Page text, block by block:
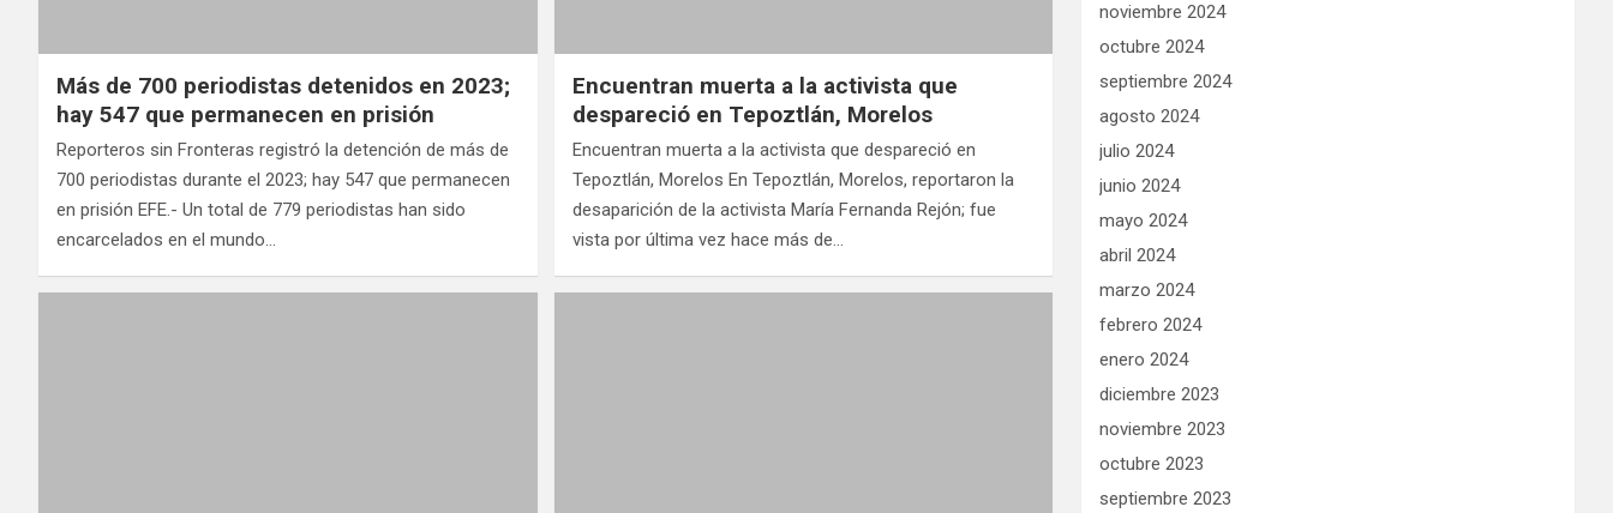
Más de 700 periodistas detenidos en 2023;
hay 547 que permanecen en prisión
Reporteros sin Fronteras registró la detención de más de
700 periodistas durante el 2023; hay 547 que permanecen
en prisión EFE.- Un total de 779 periodistas han sido
encarcelados en el mundo…
Encuentran muerta a la activista que
despareció en Tepoztlán, Morelos
Encuentran muerta a la activista que despareció en
Tepoztlán, Morelos En Tepoztlán, Morelos, reportaron la
desaparición de la activista María Fernanda Rejón; fue
vista por última vez hace más de…
noviembre 2024
octubre 2024
septiembre 2024
agosto 2024
julio 2024
junio 2024
mayo 2024
abril 2024
marzo 2024
febrero 2024
enero 2024
diciembre 2023
noviembre 2023
octubre 2023
septiembre 2023